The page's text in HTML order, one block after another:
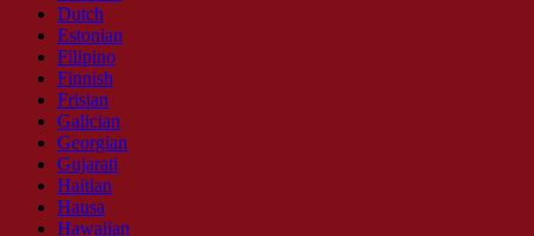
Dutch
Estonian
Filipino
Finnish
Frisian
Galician
Georgian
Gujarati
Haitian
Hausa
Hawaiian